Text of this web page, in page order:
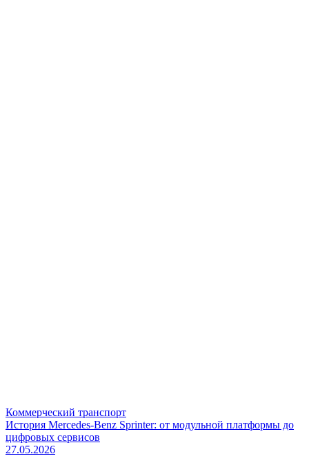
Коммерческий транспорт
История Mercedes-Benz Sprinter: от модульной платформы до
цифровых сервисов
27.05.2026